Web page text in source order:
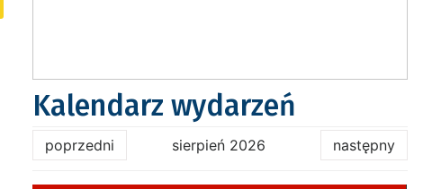
Kalendarz wydarzeń
poprzedni sierpień 2026 następny